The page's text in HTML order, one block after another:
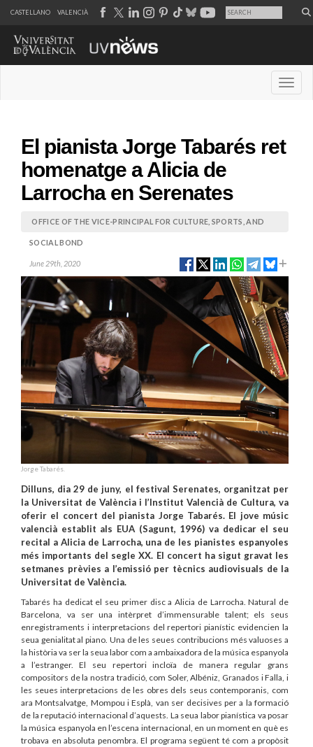
CASTELLANO VALENCIÀ
El pianista Jorge Tabarés ret
homenatge a Alicia de
Larrocha en Serenates
OFFICE OF THE VICE-PRINCIPAL FOR CULTURE, SPORTS, AND
SOCIAL BOND
June 29th, 2020
Jorge Tabarés.
Dilluns, dia 29 de juny, el festival Serenates, organitzat per
la Universitat de València i l’Institut Valencià de Cultura, va
oferir el concert del pianista Jorge Tabarés. El jove músic
valencià establit als EUA (Sagunt, 1996) va dedicar el seu
recital a Alicia de Larrocha, una de les pianistes espanyoles
més importants del segle XX. El concert ha sigut gravat les
setmanes prèvies a l’emissió per tècnics audiovisuals de la
Universitat de València.
Tabarés ha dedicat el seu primer disc a Alicia de Larrocha. Natural de
Barcelona, va ser una intèrpret d’immensurable talent; els seus
enregistraments i interpretacions del repertori pianístic evidencien la
seua genialitat al piano. Una de les seues contribucions més valuoses a
la història va ser la seua labor com a ambaixadora de la música espanyola
a l’estranger. El seu repertori incloïa de manera regular grans
compositors de la nostra tradició, com Soler, Albéniz, Granados i Falla, i
les seues interpretacions de les obres dels seus contemporanis, com
ara Montsalvatge, Mompou i Esplà, van ser decisives per a la formació
de la reputació internacional d’aquests. La seua labor pianística va posar
la música espanyola en l’escena internacional, en un moment en què es
trobava en absoluta penombra. El programa següent té com a propòsit